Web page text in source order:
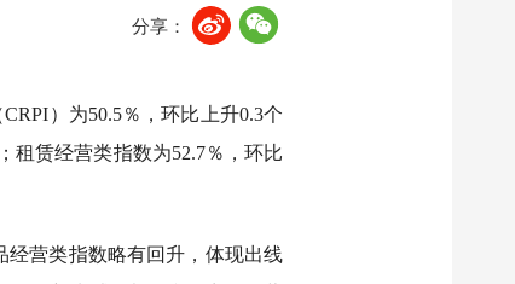
分享：
）为50.5％，环比上升0.3个
租赁经营类指数为52.7％，环比
经营类指数略有回升，体现出线